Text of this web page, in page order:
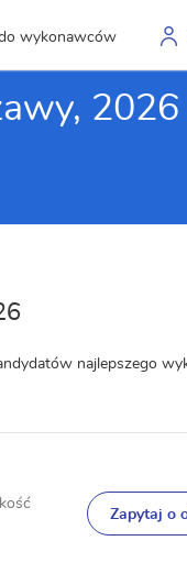
do wykonawców
2026
najlepszego
Zapytaj o